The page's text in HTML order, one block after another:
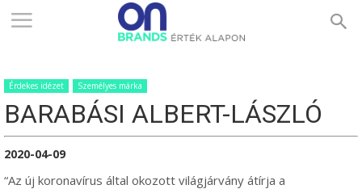
ONBRANDS
–
ÉRTÉK
Érdekes idézet Személyes márka
BARABÁSI ALBERT-LÁSZLÓ
2020-04-09
“Az új koronavírus által okozott világjárvány átírja a